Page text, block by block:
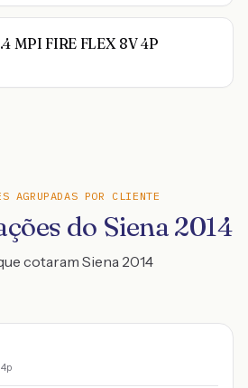
MPI FIRE FLEX 8V 4P
AGRUPADAS POR CLIENTE
do Siena 2014
cotaram Siena 2014